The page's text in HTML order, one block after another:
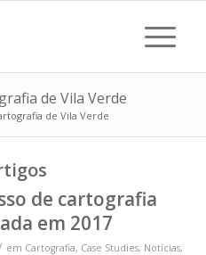
de Vila Verde
de Vila Verde
de cartografia
em 2017
em Cartografia, Case Studies, Notícias,